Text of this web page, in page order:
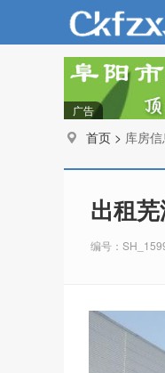
广告
首页 > 库房信
出租
编号：